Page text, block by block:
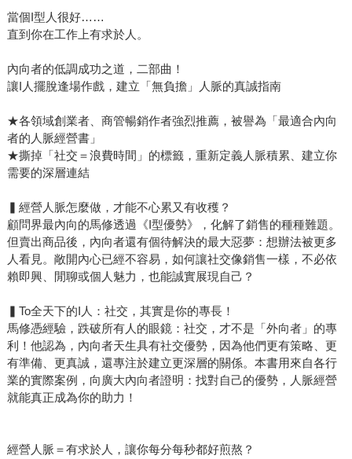
當個I型人很好……
直到你在工作上有求於人。
內向者的低調成功之道，二部曲！
讓I人擺脫逢場作戲，建立「無負擔」人脈的真誠指南
★各領域創業者、商管暢銷作者強烈推薦，被譽為「最適合內向
者的人脈經營書」
★撕掉「社交＝浪費時間」的標籤，重新定義人脈積累、建立你
需要的深層連結
▍經營人脈怎麼做，才能不心累又有收穫？
顧問界最內向的馬修透過《I型優勢》，化解了銷售的種種難題。
但賣出商品後，內向者還有個待解決的最大惡夢：想辦法被更多
人看見。敞開內心已經不容易，如何讓社交像銷售一樣，不必依
賴即興、閒聊或個人魅力，也能誠實展現自己？
▍To全天下的I人：社交，其實是你的專長！
馬修憑經驗，跌破所有人的眼鏡：社交，才不是「外向者」的專
利！他認為，內向者天生具有社交優勢，因為他們更有策略、更
有準備、更真誠，還專注於建立更深層的關係。本書用來自各行
業的實際案例，向廣大內向者證明：找對自己的優勢，人脈經營
就能真正成為你的助力！
經營人脈＝有求於人，讓你每分每秒都好煎熬？